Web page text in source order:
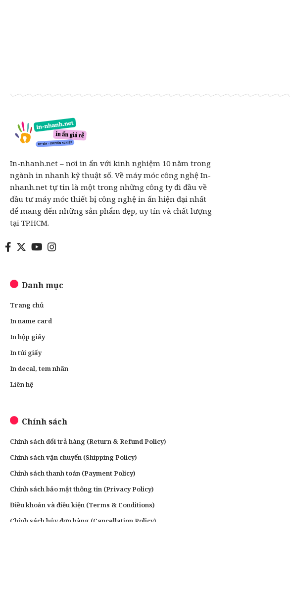
In-nhanh.net – nơi in ấn với kinh nghiệm 10 năm trong
ngành in nhanh kỹ thuật số. Về máy móc công nghệ In-
nhanh.net tự tin là một trong những công ty đi đầu về
đầu tư máy móc thiết bị công nghệ in ấn hiện đại nhất
để mang đến những sản phẩm đẹp, uy tín và chất lượng
tại TP.HCM.
Danh mục
Trang chủ
In name card
In hộp giấy
In túi giấy
In decal, tem nhãn
Liên hệ
Chính sách
Chính sách đổi trả hàng (Return & Refund Policy)
Chính sách vận chuyển (Shipping Policy)
Chính sách thanh toán (Payment Policy)
Chính sách bảo mật thông tin (Privacy Policy)
Điều khoản và điều kiện (Terms & Conditions)
Chính sách hủy đơn hàng (Cancellation Policy)